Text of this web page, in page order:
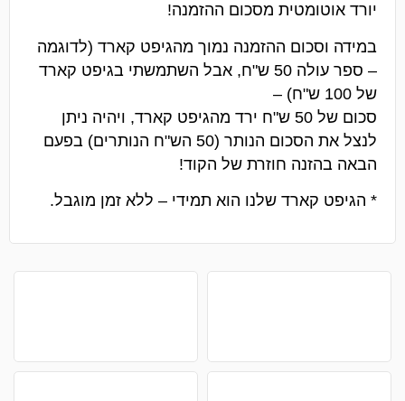
יורד אוטומטית מסכום ההזמנה!
במידה וסכום ההזמנה נמוך מהגיפט קארד (לדוגמה
– ספר עולה 50 ש"ח, אבל השתמשתי בגיפט קארד
של 100 ש"ח) –
סכום של 50 ש"ח ירד מהגיפט קארד, ויהיה ניתן
לנצל את הסכום הנותר (50 הש"ח הנותרים) בפעם
הבאה בהזנה חוזרת של הקוד!
* הגיפט קארד שלנו הוא תמידי – ללא זמן מוגבל.